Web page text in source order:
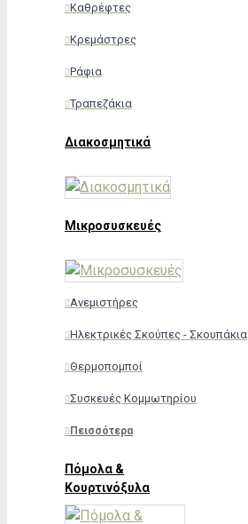
Καθρέφτες
Κρεμάστρες
Ράφια
Τραπεζάκια
Διακοσμητικά
Μικροσυσκευές
Ανεμιστήρες
Ηλεκτρικές Σκούπες - Σκουπάκια
Θερμοπομποί
Συσκευές Κομμωτηρίου
Πεισσότερα
Πόμολα &
Κουρτινόξυλα